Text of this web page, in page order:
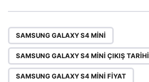
t
P
a
g
i
SAMSUNG GALAXY S4 MINI
SAMSUNG GALAXY S4 MINI ÇIKIŞ TARIHI
SAMSUNG GALAXY S4 MINI FIYAT